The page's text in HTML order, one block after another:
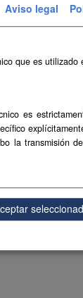
utilizando los
Aviso legal
que es
es
la transmisión